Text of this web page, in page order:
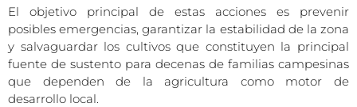
El objetivo principal de estas acciones es prevenir
posibles emergencias, garantizar la estabilidad de la zona
y salvaguardar los cultivos que constituyen la principal
fuente de sustento para decenas de familias campesinas
que dependen de la agricultura como motor de
desarrollo local.